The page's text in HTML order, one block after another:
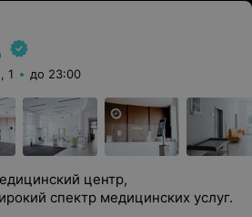
1 до 23:00
центр,
спектр медицинских услуг.